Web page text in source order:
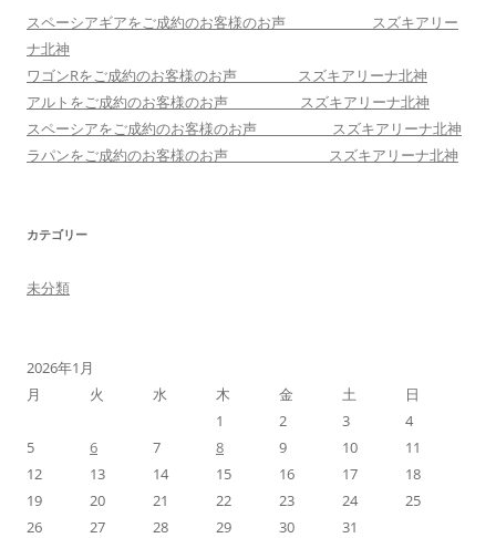
スペーシアギアをご成約のお客様のお声 スズキアリー
ナ北神
ワゴンRをご成約のお客様のお声 スズキアリーナ北神
アルトをご成約のお客様のお声 スズキアリーナ北神
スペーシアをご成約のお客様のお声 スズキアリーナ北神
ラパンをご成約のお客様のお声 スズキアリーナ北神
カテゴリー
未分類
2026年1月
月
火 水 木 金 土
日
1
2 3
4
5
6 7 8 9 10
11
12
13 14 15 16 17
18
19
20 21 22 23 24
25
26
27 28 29 30
31